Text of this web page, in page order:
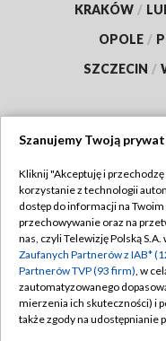
KRAKÓW /
OPOLE /
SZCZECIN /
Abonament TVP
Emisja w TVP
Centrum informacji
Naziemna Telewizja
Szanujemy Twoją
Kliknij "Akceptuję i
korzystanie z technologii
dostęp do informacji na
przechowywanie oraz na
nas, czyli Telewizję Polską
Zaufanych Partnerów z IAB*
Partnerów TVP (93 firm), w
zautomatyzowanego
mierzenia ich skuteczności) i
także zgody na udostępnianie